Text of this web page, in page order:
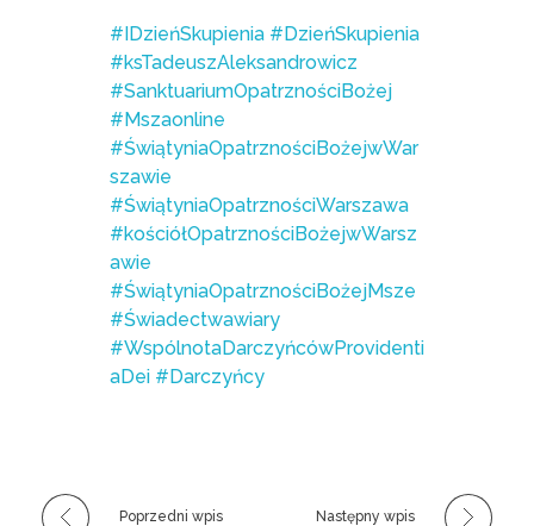
#IDzieńSkupienia #DzieńSkupienia
#ksTadeuszAleksandrowicz
#SanktuariumOpatrznościBożej
#Mszaonline
#ŚwiątyniaOpatrznościBożejwWar
szawie
#ŚwiątyniaOpatrznościWarszawa
#kościółOpatrznościBożejwWarsz
awie
#ŚwiątyniaOpatrznościBożejMsze
#Świadectwawiary
#WspólnotaDarczyńcówProvidenti
aDei #Darczyńcy
Poprzedni wpis Następny wpis